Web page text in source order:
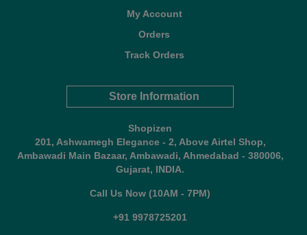
My Account
Orders
Track Orders
Store Information
Shopizen
201, Ashwamegh Elegance - 2, Above Airtel Shop,
Ambawadi Main Bazaar, Ambawadi, Ahmedabad - 380006,
Gujarat, INDIA.
Call Us Now (10AM - 7PM)
+91 9978725201